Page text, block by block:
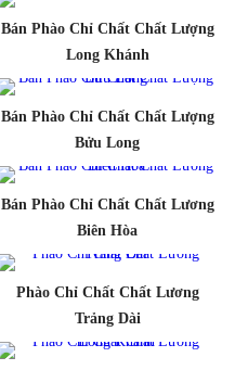
Bán Phào Chỉ Chất Chất Lượng
Long Khánh
Bán Phào Chỉ Chất Chất Lượng
Bửu Long
Bán Phào Chỉ Chất Chất Lương
Biên Hòa
Phào Chỉ Chất Chất Lương
Trảng Dài